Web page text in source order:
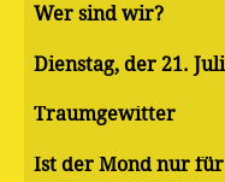
Wer sind wir?
Dienstag, der 21.
Traumgewitter
Ist der Mond nur